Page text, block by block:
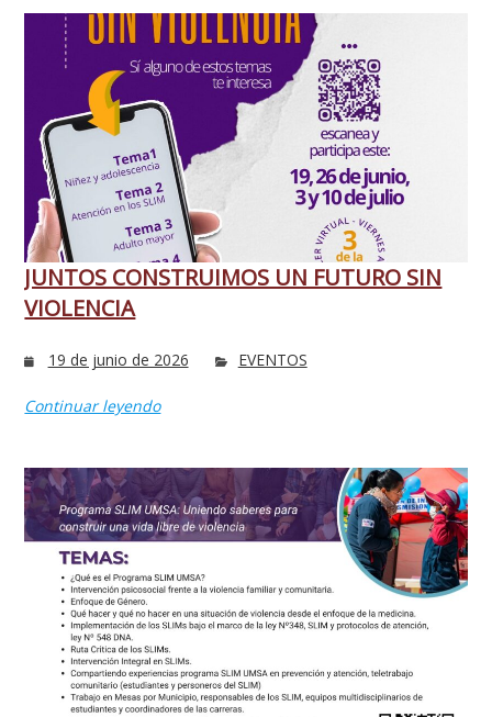
JUNTOS CONSTRUIMOS UN FUTURO SIN
VIOLENCIA
19 de junio de 2026 EVENTOS
Continuar leyendo